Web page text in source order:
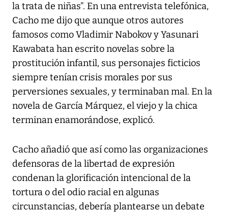
la trata de niñas”. En una entrevista telefónica,
Cacho me dijo que aunque otros autores
famosos como Vladimir Nabokov y Yasunari
Kawabata han escrito novelas sobre la
prostitución infantil, sus personajes ficticios
siempre tenían crisis morales por sus
perversiones sexuales, y terminaban mal. En la
novela de García Márquez, el viejo y la chica
terminan enamorándose, explicó.
Cacho añadió que así como las organizaciones
defensoras de la libertad de expresión
condenan la glorificación intencional de la
tortura o del odio racial en algunas
circunstancias, debería plantearse un debate